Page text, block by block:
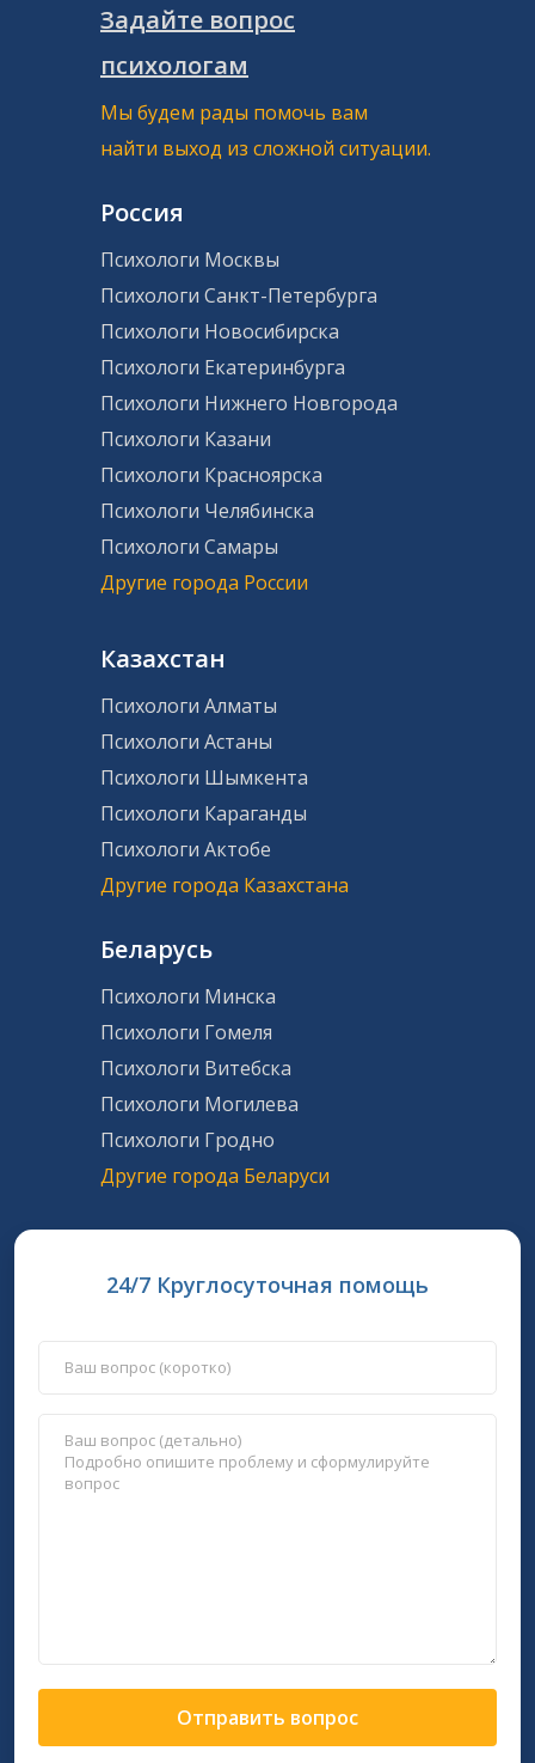
Задайте вопрос
психологам
Мы будем рады помочь вам
найти выход из сложной ситуации.
Россия
Психологи Москвы
Психологи Санкт-Петербурга
Психологи Новосибирска
Психологи Екатеринбурга
Психологи Нижнего Новгорода
Психологи Казани
Психологи Красноярска
Психологи Челябинска
Психологи Самары
Другие города России
Казахстан
Психологи Алматы
Психологи Астаны
Психологи Шымкента
Психологи Караганды
Психологи Актобе
Другие города Казахстана
Беларусь
Психологи Минска
Психологи Гомеля
Психологи Витебска
Психологи Могилева
Психологи Гродно
Другие города Беларуси
24/7 Круглосуточная помощь
Отправить вопрос